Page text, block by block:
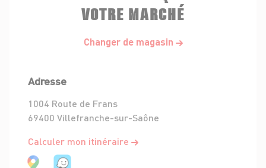
VOTRE MARCHÉ
Changer de magasin
Adresse
1004 Route de Frans
69400 Villefranche-sur-Saône
Calculer mon itinéraire